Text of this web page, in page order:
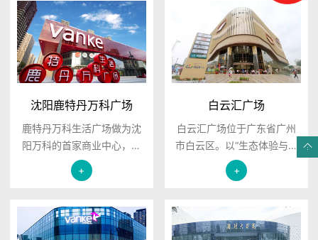
热线：400-0570-898
大型旗舰购物中心，是苏州
首家集购物、休闲、餐饮、
娱乐于一体的一站式大型国
际化购物中心。
沈阳鹿特丹万科广场
鹿特丹万科生活广场做为沈
阳万科的首家商业中心，将
为周边居民提供儿童教育、
儿童娱乐、主题餐饮、休闲
生活配套，鹿特丹万科生活
广场建筑总面积近5万平，共
+
白云汇广场
白云汇广场位于广东省广州
市白云区。以“生态体验与健
康教育”为主题，打造集“生态
体验、休闲观光、餐饮娱
功能于一体的创新型生态体
验式购物中心。
+